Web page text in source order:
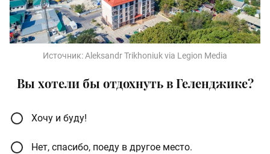
Источник:Aleksandr Trikhoniuk via Legion Media
Вы хотели бы отдохнуть в Геленджике?
Хочу и буду!
Нет, спасибо, поеду в другое место.